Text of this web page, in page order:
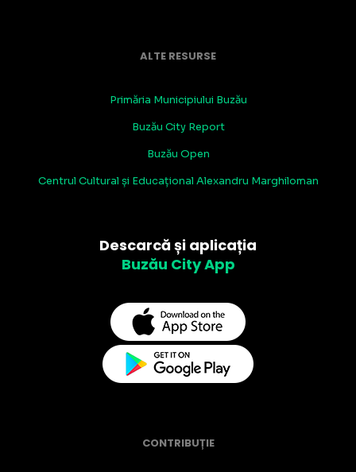
ALTE RESURSE
Primăria Municipiului Buzău
Buzău City Report
Buzău Open
Centrul Cultural și Educațional Alexandru Marghiloman
Descarcă și aplicația
Buzău City App
CONTRIBUȚIE